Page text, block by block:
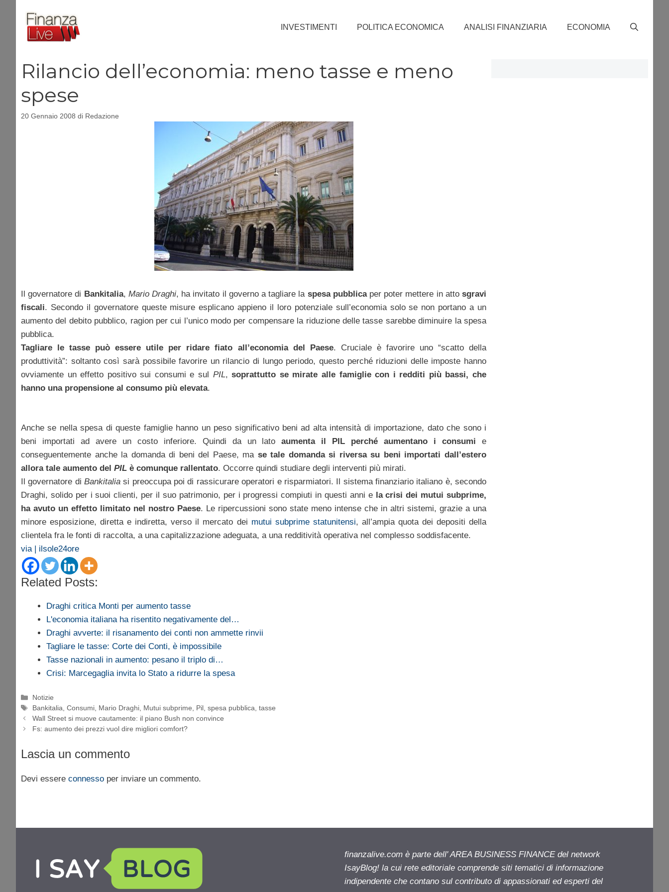
contenuto
INVESTIMENTI POLITICA ECONOMICA ANALISI FINANZIARIA ECONOMIA
Rilancio dell’economia: meno tasse e meno
spese
20 Gennaio 2008 di Redazione
Il governatore di Bankitalia, Mario Draghi, ha invitato il governo a tagliare la spesa pubblicaper poter mettere in attosgravi
fiscali. Secondo il governatore queste misure esplicano appieno il loro potenziale sull’economia solo se non portano a un
aumento del debito pubblico, ragion per cui l’unico modo per compensare la riduzione delle tasse sarebbe diminuire la spesa
pubblica.
Tagliare le tasse può essere utile per ridare fiato all’economia del Paese. Cruciale è favorire uno “scatto della
produttività”: soltanto così sarà possibile favorire un rilancio di lungo periodo, questo perché riduzioni delle imposte hanno
ovviamente un effetto positivo sui consumi e sul PIL,soprattutto se mirate alle famiglie con i redditi più bassi, che
hanno una propensione al consumo più elevata.
Anche se nella spesa di queste famiglie hanno un peso significativo beni ad alta intensità di importazione, dato che sono i
beni importati ad avere un costo inferiore. Quindi da un latoaumenta il PIL perché aumentano i consumi e
conseguentemente anche la domanda di beni del Paese, ma se tale domanda si riversa su beni importati dall’estero
allora tale aumento del PIL è comunque rallentato. Occorre quindi studiare degli interventi più mirati.
Il governatore diBankitalia si preoccupa poi di rassicurare operatori e risparmiatori. Il sistema finanziario italiano è, secondo
Draghi, solido per i suoi clienti, per il suo patrimonio, per i progressi compiuti in questi anni e la crisi dei mutui subprime,
ha avuto un effetto limitato nel nostro Paese. Le ripercussioni sono state meno intense che in altri sistemi, grazie a una
minore esposizione, diretta e indiretta, verso il mercato dei mutui subprime statunitensi, all’ampia quota dei depositi della
clientela fra le fonti di raccolta, a una capitalizzazione adeguata, a una redditività operativa nel complesso soddisfacente.
via | ilsole24ore
Related Posts:
Draghi critica Monti per aumento tasse
L'economia italiana ha risentito negativamente del…
Draghi avverte: il risanamento dei conti non ammette rinvii
Tagliare le tasse: Corte dei Conti, è impossibile
Tasse nazionali in aumento: pesano il triplo di…
Crisi: Marcegaglia invita lo Stato a ridurre la spesa
Categorie
Notizie
Tag
Bankitalia ,Consumi Mario Draghi Mutui subprime Pil ,spesa pubblica ,tasse
Wall Street si muove cautamente: il piano Bush non convince
Fs: aumento dei prezzi vuol dire migliori comfort?
Lascia un commento
Devi essere connesso per inviare un commento.
finanzalive.com è parte dell' AREA BUSINESS FINANCE del network
IsayBlog! la cui rete editoriale comprende siti tematici di informazione
indipendente che contano sul contributo di appassionati ed esperti del